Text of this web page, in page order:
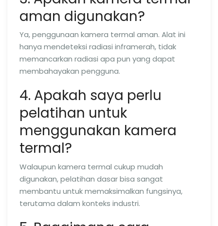
aman digunakan?
Ya, penggunaan kamera termal aman. Alat ini
hanya mendeteksi radiasi inframerah, tidak
memancarkan radiasi apa pun yang dapat
membahayakan pengguna.
4. Apakah saya perlu
pelatihan untuk
menggunakan kamera
termal?
Walaupun kamera termal cukup mudah
digunakan, pelatihan dasar bisa sangat
membantu untuk memaksimalkan fungsinya,
terutama dalam konteks industri.